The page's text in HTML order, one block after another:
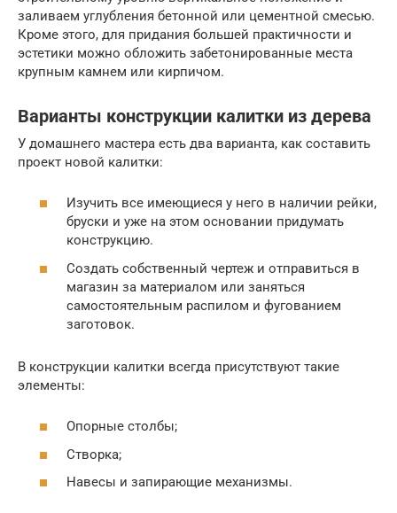
заливаем углубления бетонной или цементной смесью.
Кроме этого, для придания большей практичности и
эстетики можно обложить забетонированные места
крупным камнем или кирпичом.
Варианты конструкции калитки из дерева
У домашнего мастера есть два варианта, как составить
проект новой калитки:
Изучить все имеющиеся у него в наличии рейки,
бруски и уже на этом основании придумать
конструкцию.
Создать собственный чертеж и отправиться в
магазин за материалом или заняться
самостоятельным распилом и фугованием
заготовок.
В конструкции калитки всегда присутствуют такие
элементы:
Опорные столбы;
Створка;
Навесы и запирающие механизмы.